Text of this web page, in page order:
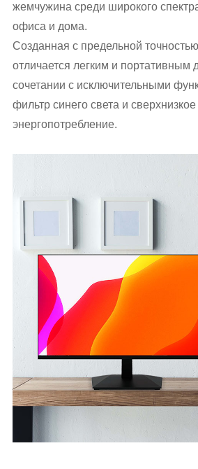
жемчужина среди широкого
офиса и дома.
Созданная с предельной
отличается легким и портативным
сочетании с исключительными
фильтр синего света и сверхнизкое
энергопотребление.